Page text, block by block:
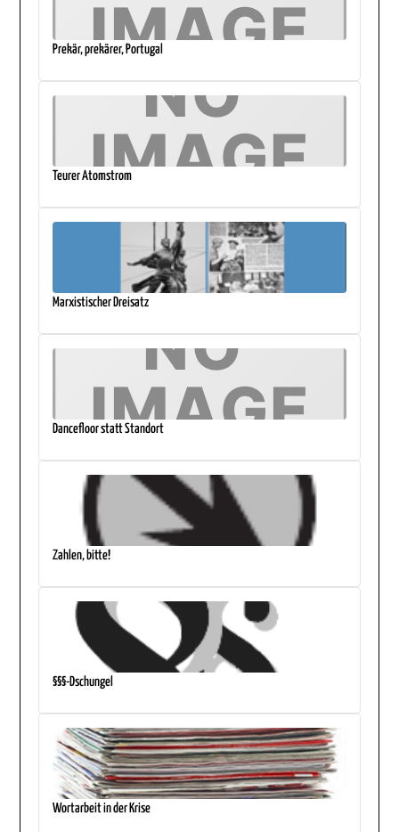
Prekär, prekärer, Portugal
Teurer Atomstrom
Marxistischer Dreisatz
Dancefloor statt Standort
Zahlen, bitte!
§§§-Dschungel
Wortarbeit in der Krise